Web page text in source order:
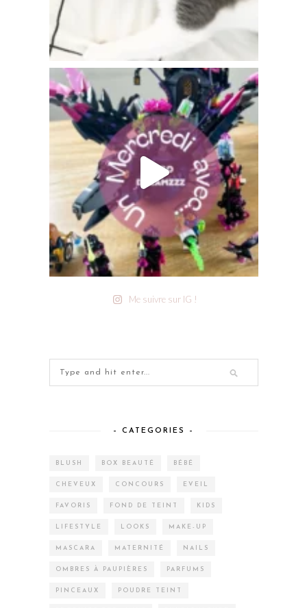
Me suivre sur IG !
– CATEGORIES –
BLUSH BOX BEAUTÉ BÉBÉ
CHEVEUX CONCOURS EVEIL
FAVORIS FOND DE TEINT KIDS
LIFESTYLE LOOKS MAKE-UP
MASCARA MATERNITÉ NAILS
OMBRES À PAUPIÈRES PARFUMS
PINCEAUX POUDRE TEINT